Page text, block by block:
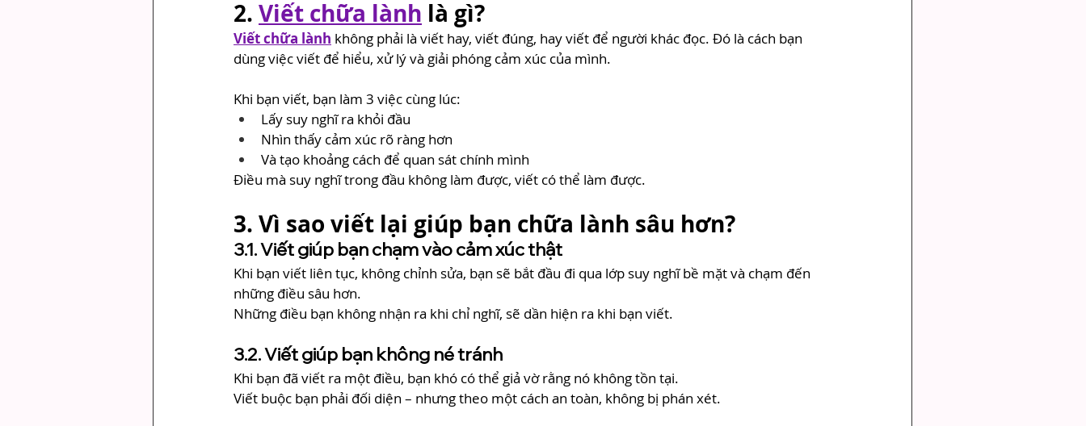
2. Viết chữa lành là gì?
Viết chữa lành không phải là viết hay, viết đúng, hay viết để người khác đọc. Đó là cách bạn
dùng việc viết để hiểu, xử lý và giải phóng cảm xúc của mình.
Khi bạn viết, bạn làm 3 việc cùng lúc:
Lấy suy nghĩ ra khỏi đầu
Nhìn thấy cảm xúc rõ ràng hơn
Và tạo khoảng cách để quan sát chính mình
Điều mà suy nghĩ trong đầu không làm được, viết có thể làm được.
3. Vì sao viết lại giúp bạn chữa lành sâu hơn?
3.1. Viết giúp bạn chạm vào cảm xúc thật
Khi bạn viết liên tục, không chỉnh sửa, bạn sẽ bắt đầu đi qua lớp suy nghĩ bề mặt và chạm đến
những điều sâu hơn.
Những điều bạn không nhận ra khi chỉ nghĩ, sẽ dần hiện ra khi bạn viết.
3.2. Viết giúp bạn không né tránh
Khi bạn đã viết ra một điều, bạn khó có thể giả vờ rằng nó không tồn tại.
Viết buộc bạn phải đối diện – nhưng theo một cách an toàn, không bị phán xét.